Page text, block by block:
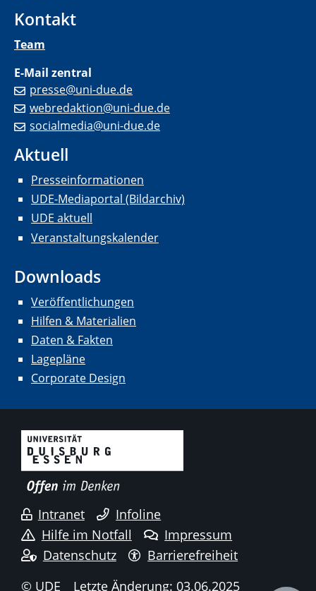
Kontakt
Team
E-Mail zentral
presse@uni-due.de
webredaktion@uni-due.de
socialmedia@uni-due.de
Aktuell
Presseinformationen
UDE-Mediaportal (Bildarchiv)
UDE aktuell
Veranstaltungskalender
Downloads
Veröffentlichungen
Hilfen & Materialien
Daten & Fakten
Lagepläne
Corporate Design
Intranet
Infoline
Hilfe im Notfall
Impressum
Datenschutz
Barrierefreiheit
© UDE
Letzte Änderung: 03.06.2025